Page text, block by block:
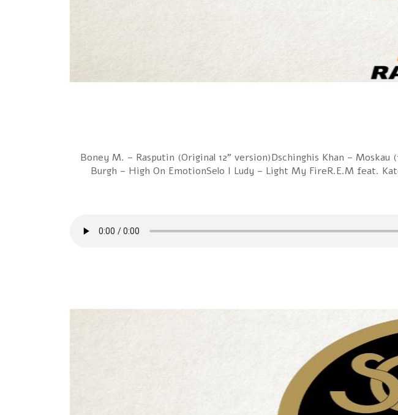
1 Boney M. – Rasputin (Original 12" version)Dschinghis Khan –
Burgh – High On EmotionSelo I Ludy – Light My FireR.E.M feat.